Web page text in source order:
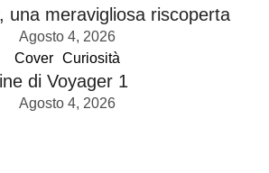
una meravigliosa riscoperta
Agosto 4, 2026
Cover
Curiosità
di Voyager 1
Agosto 4, 2026